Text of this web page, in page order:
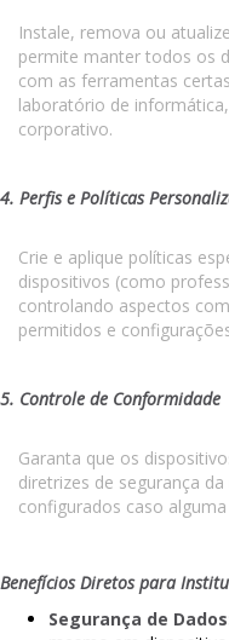
Instale, remova ou
permite manter todos os
com as ferramentas
laboratório de
corporativo.
4. Perfis e Políticas
Crie e aplique políticas
dispositivos (como
controlando aspectos
permitidos e
5. Controle de Conformidade
Garanta que os
diretrizes de segurança
configurados caso
Benefícios Diretos para
Segurança de